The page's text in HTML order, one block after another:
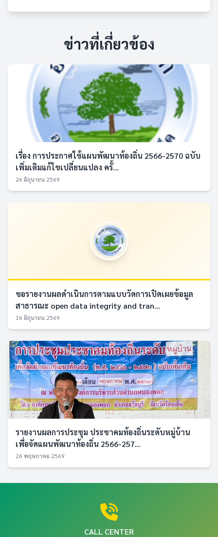
ข่าวที่เกี่ยวข้อง
เรื่อง การประกาศใช้แผนพัฒนาท้องถิ่น 2566-2570 ฉบับ
เพิ่มเติมแก้ไขเปลี่ยนแปลง ครั้...
26 มิถุนายน 2569
ขอรายงานผลดำเนินการตามแบบวัดการเปิดเผยข้อมูล
สาธารณะ open data integrity and tran...
16 มิถุนายน 2569
รายงานผลการประชุม ประชาคมท้องถิ่นระดับหมู่บ้าน
เพื่อจัดแผนพัฒนาท้องถิ่น 2566-257...
26 พฤษภาคม 2569
CALL CENTER